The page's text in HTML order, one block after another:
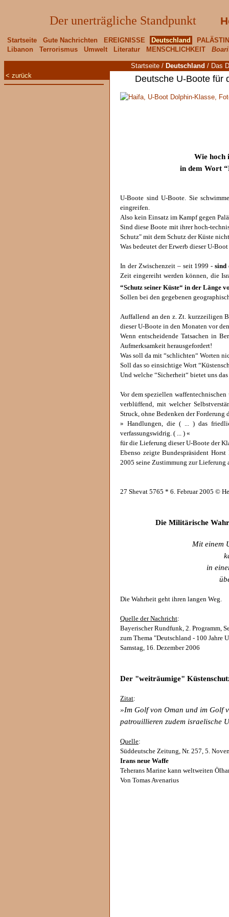
Der unerträgliche Standpunkt
Startseite Gute Nachrichten EREIGNISSE Deutschland
Libanon
Terrorismus Umwelt Literatur MENSCHLICHKEIT
Startseite / Deutschland / Das
< zurück
Deutsche U-Boote für
Wie hoch
in dem Wort
U-Boote sind U-Boote. Sie
eingreifen.
Also kein Einsatz im Kampf gegen
Sind diese Boote mit ihrer hoch-
Schutz" mit dem Schutz der Küste
Was bedeutet der Erwerb dieser U-
In der Zwischenzeit – seit 1999 -sind
Zeit eingereiht werden können, die
“Schutz seiner Küste“ in der Länge
Sollen bei den gegebenen
Auffallend an den z. Zt. kurzzeiligen
dieser U-Boote in den Monaten vor
Wenn entscheidende Tatsachen in
Aufmerksamkeit herausgefordert!
Was soll da mit “schlichten“ Worten
Soll das so einsichtige Wort
Und welche “Sicherheit“ bietet uns das
Vor dem speziellen
verblüffend, mit welcher
Struck, ohne Bedenken der Forderung
» Handlungen, die ( ... ) das
verfassungswidrig. ( ... ) «
für die Lieferung dieser U-Boote der
Ebenso zeigte Bundespräsident
2005 seine Zustimmung zur Lieferung
27 Shevat 5765 * 6. Februar 2005 ©
Die Militärische
Mit einem
in
Die Wahrheit geht ihren langen Weg.
Quelle der Nachricht:
Bayerischer Rundfunk, 2. Programm,
zum Thema "Deutschland - 100 Jahre
Samstag, 16. Dezember 2006
Der "weiträumige"
Zitat:
»Im Golf von Oman und im Golf
patrouillieren zudem israelische
Quelle:
Süddeutsche Zeitung, Nr. 257, 5.
Irans neue Waffe
Teherans Marine kann weltweiten
Von Tomas Avenarius